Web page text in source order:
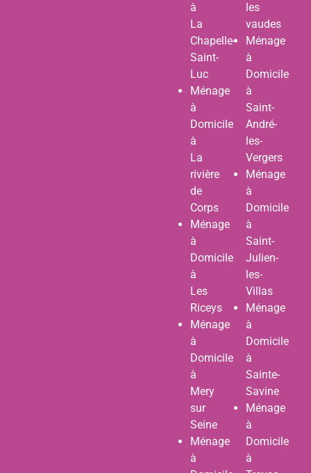
à
La
Chapelle-
Saint-
Luc
Ménage
à
Domicile
à
La
rivière
de
Corps
Ménage
à
Domicile
à
Les
Riceys
Ménage
à
Domicile
à
Mery
sur
Seine
Ménage
à
les
vaudes
Ménage
à
Domicile
à
Saint-
André-
les-
Vergers
Ménage
à
Domicile
à
Saint-
Julien-
les-
Villas
Ménage
à
Domicile
à
Sainte-
Savine
Ménage
à
Domicile
à